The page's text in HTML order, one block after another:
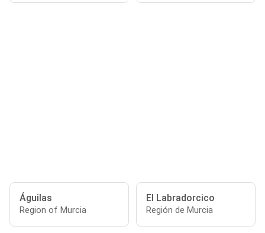
Águilas
Region of Murcia
El Labradorcico
Región de Murcia